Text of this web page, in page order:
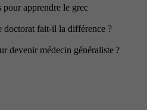
pour apprendre le grec
doctorat fait-il la différence ?
devenir médecin généraliste ?